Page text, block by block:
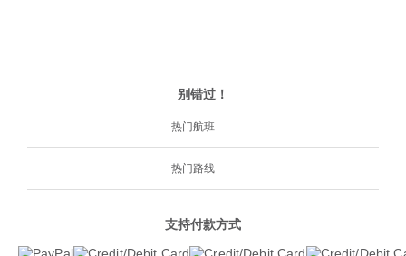
别错过！
热门航班
热门路线
支持付款方式